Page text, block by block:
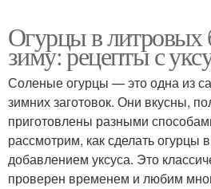
Огурцы в литровых
зиму: рецепты с
Соленые огурцы — это одна из
зимних заготовок. Они вкусны,
приготовлены разными
рассмотрим, как сделать огурцы
добавлением уксуса. Это
проверен временем и любим